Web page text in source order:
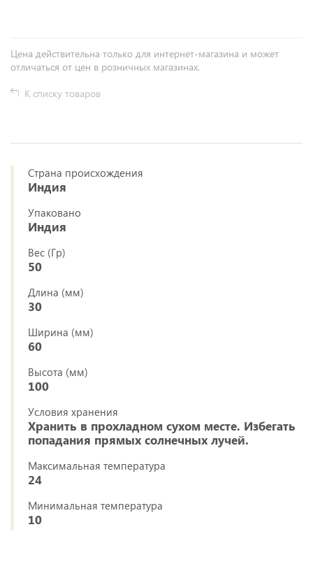
Цена действительна только для интернет-магазина и может
отличаться от цен в розничных магазинах.
К списку товаров
Страна происхождения
Индия
Упаковано
Индия
Вес (Гр)
50
Длина (мм)
30
Ширина (мм)
60
Высота (мм)
100
Условия хранения
Хранить в прохладном сухом месте. Избегать
попадания прямых солнечных лучей.
Максимальная температура
24
Минимальная температура
10